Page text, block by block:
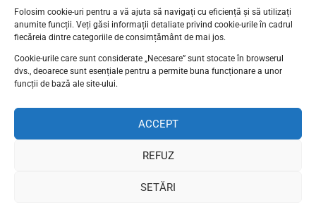
Folosim cookie-uri pentru a vă ajuta să navigați cu eficiență și să utilizați
anumite funcții. Veți găsi informații detaliate privind cookie-urile în cadrul
fiecăreia dintre categoriile de consimțământ de mai jos.
Cookie-urile care sunt considerate „Necesare” sunt stocate în browserul
dvs., deoarece sunt esențiale pentru a permite buna funcționare a unor
funcții de bază ale site-ului.
ACCEPT
REFUZ
SETĂRI
secretariat@colegiulgoethe.ro
© Liceul German Goethe, Bucuresti - Toate
Politică de confidențialitate